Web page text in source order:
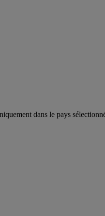
dans le pays